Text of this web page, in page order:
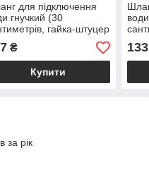
для підключення
гнучкий (30
гайка-штуцер
NYLON ТМ CORSO
₴
Купити
133
за рік